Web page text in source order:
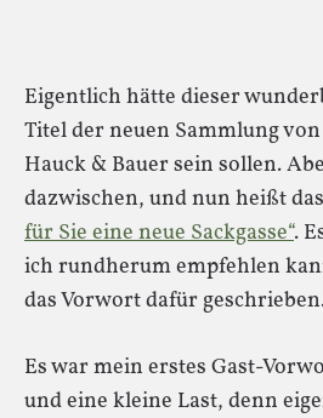
Eigentlich hätte dieser
Titel der neuen Sammlung
Hauck & Bauer sein sollen.
dazwischen, und nun heißt
für Sie eine neue Sackgasse“.
ich rundherum empfehlen
das Vorwort dafür
Es war mein erstes Gast-
und eine kleine Last, denn